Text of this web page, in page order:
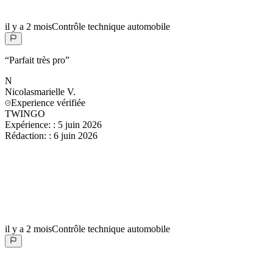
il y a 2 moisContrôle technique automobile
“Parfait très pro”
N
Nicolasmarielle V.
Experience vérifiée
TWINGO
Expérience: : 5 juin 2026
Rédaction: : 6 juin 2026
il y a 2 moisContrôle technique automobile